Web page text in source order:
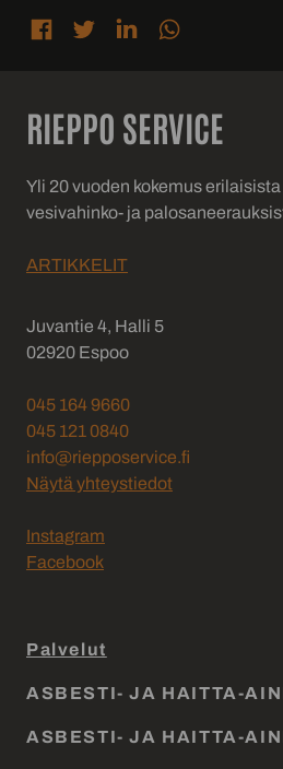
RIEPPO SERVICE
Yli 20 vuoden kokemus
vesivahinko- ja
ARTIKKELIT
Juvantie 4, Halli 5
02920 Espoo
045 164 9660
045 121 0840
info@riepposervice.fi
Näytä yhteystiedot
Instagram
Facebook
Palvelut
ASBESTI- JA HAITTA-
ASBESTI- JA HAITTA-